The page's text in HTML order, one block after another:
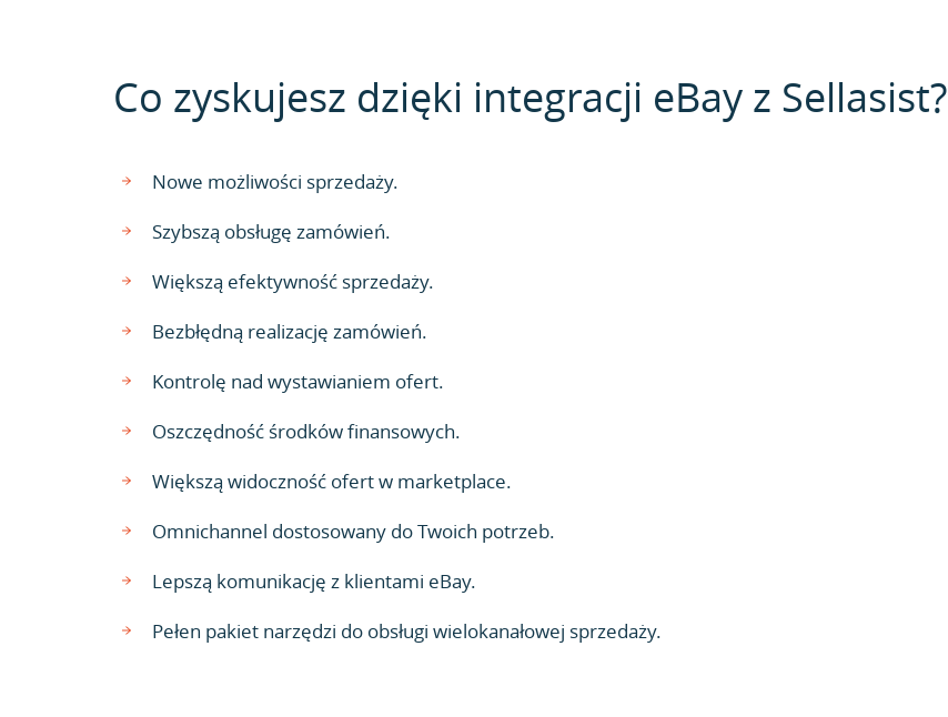
Co zyskujesz dzięki integracji eBay z Sellasist?
Nowe możliwości sprzedaży.
Szybszą obsługę zamówień.
Większą efektywność sprzedaży.
Bezbłędną realizację zamówień.
Kontrolę nad wystawianiem ofert.
Oszczędność środków finansowych.
Większą widoczność ofert w marketplace.
Omnichannel dostosowany do Twoich potrzeb.
Lepszą komunikację z klientami eBay.
Pełen pakiet narzędzi do obsługi wielokanałowej sprzedaży.